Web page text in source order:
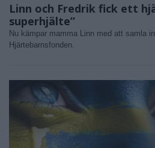
Linn och Fredrik fick ett
superhjälte”
Nu kämpar mamma Linn med att samla
Hjärtebarnsfonden.